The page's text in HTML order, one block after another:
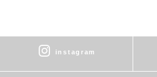
instagram